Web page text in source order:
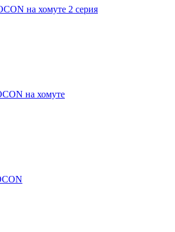
на хомуте 2 серия
на хомуте